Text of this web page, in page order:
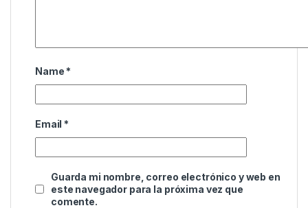
Name *
Email *
Guarda mi nombre, correo electrónico y web en
este navegador para la próxima vez que
comente.